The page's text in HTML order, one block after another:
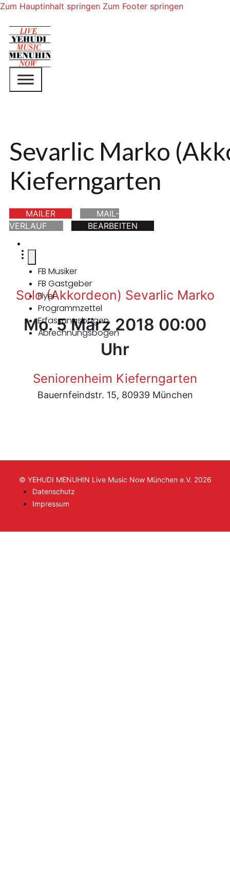
Zum Hauptinhalt springen Zum Footer springen
Sevarlic Marko
Kieferngarten
MAILER
MAIL-
VERLAUF
BEARBEITEN
FB Musiker
FB Gastgeber
Flyer
Programmzettel
Erfassungsbogen
Abrechnungsbogen
Solo (Akkordeon) Sevarlic Marko
Mo. 5 März 2018 00:00
Uhr
Seniorenheim Kieferngarten
Bauernfeindstr. 15, 80939 München
© YEHUDI MENUHIN Live Music Now München e.V. 2026
Datenschutz
Impressum